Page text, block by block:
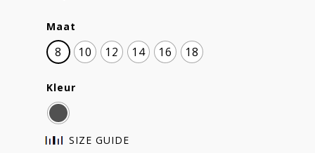
Maat
8 10 12 14 16 18
Kleur
SIZE GUIDE